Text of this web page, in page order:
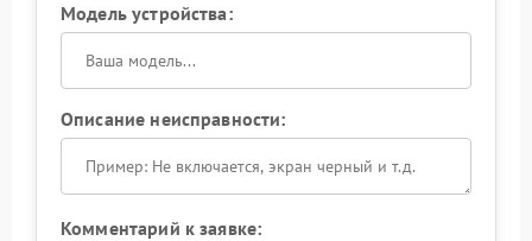
Модель устройства:
Описание неисправности:
Комментарий к заявке: